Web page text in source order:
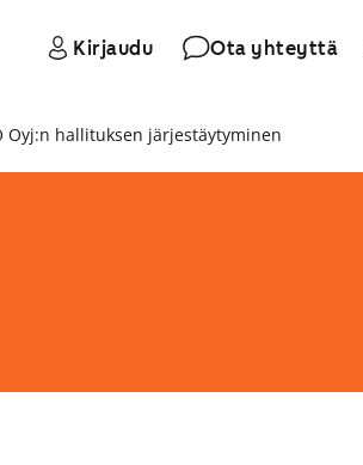
Kirjaudu Ota yhteyttä
Oyj:n hallituksen järjestäytyminen